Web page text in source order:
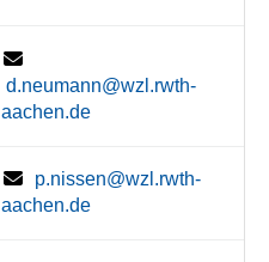
d.neumann@wzl.rwth-
aachen.de
p.nissen@wzl.rwth-
aachen.de